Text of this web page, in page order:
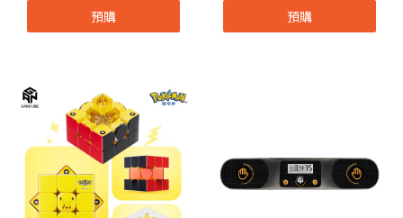
預購 預購